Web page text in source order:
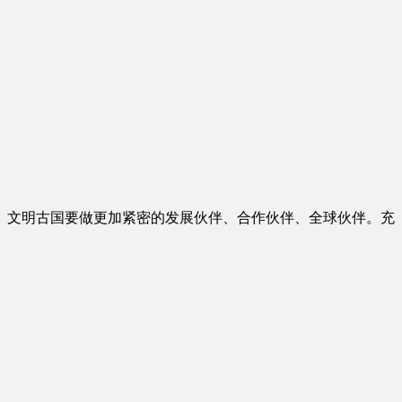
明古国要做更加紧密的发展伙伴、合作伙伴、全球伙伴。充